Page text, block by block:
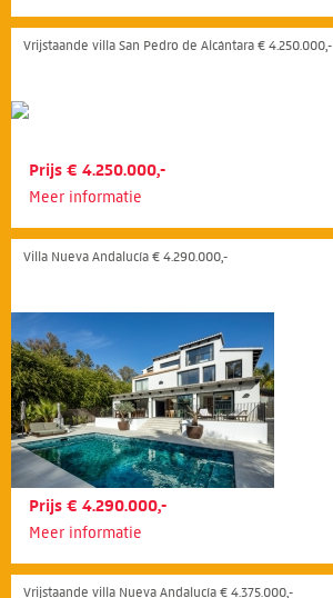
Vrijstaande villa San Pedro de Alcántara € 4.250.000,-
Prijs € 4.250.000,-
Meer informatie
Villa Nueva Andalucía € 4.290.000,-
Prijs € 4.290.000,-
Meer informatie
Vrijstaande villa Nueva Andalucía € 4.375.000,-